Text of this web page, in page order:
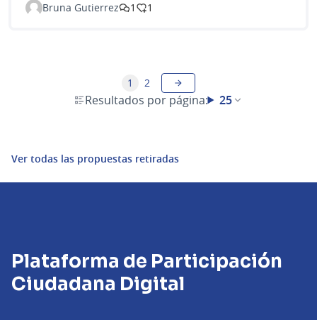
Bruna Gutierrez 1 1
Resultados por página: 25
1 2
Ver todas las propuestas retiradas
Plataforma de Participación
Ciudadana Digital